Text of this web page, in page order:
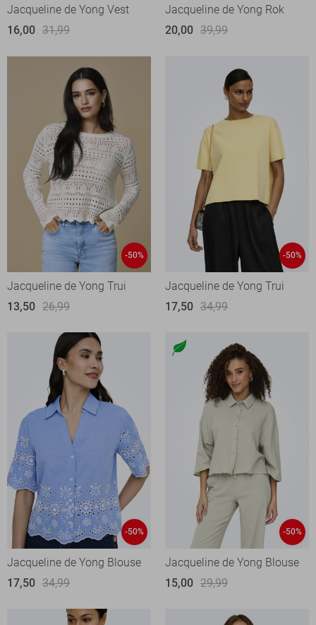
Jacqueline de Yong Vest
16,00 31,99
Jacqueline de Yong Rok
20,00 39,99
-50%
Jacqueline de Yong Trui
13,50 26,99
-50%
Jacqueline de Yong Trui
17,50 34,99
-50%
Jacqueline de Yong Blouse
17,50 34,99
-50%
Jacqueline de Yong Blouse
15,00 29,99